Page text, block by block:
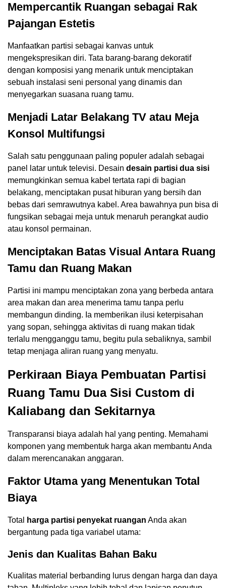
Mempercantik Ruangan sebagai Rak
Pajangan Estetis
Manfaatkan partisi sebagai kanvas untuk
mengekspresikan diri. Tata barang-barang dekoratif
dengan komposisi yang menarik untuk menciptakan
sebuah instalasi seni personal yang dinamis dan
menyegarkan suasana ruang tamu.
Menjadi Latar Belakang TV atau Meja
Konsol Multifungsi
Salah satu penggunaan paling populer adalah sebagai
panel latar untuk televisi. Desain desain partisi dua sisi
memungkinkan semua kabel tertata rapi di bagian
belakang, menciptakan pusat hiburan yang bersih dan
bebas dari semrawutnya kabel. Area bawahnya pun bisa di
fungsikan sebagai meja untuk menaruh perangkat audio
atau konsol permainan.
Menciptakan Batas Visual Antara Ruang
Tamu dan Ruang Makan
Partisi ini mampu menciptakan zona yang berbeda antara
area makan dan area menerima tamu tanpa perlu
membangun dinding. Ia memberikan ilusi keterpisahan
yang sopan, sehingga aktivitas di ruang makan tidak
terlalu mengganggu tamu, begitu pula sebaliknya, sambil
tetap menjaga aliran ruang yang menyatu.
Perkiraan Biaya Pembuatan Partisi
Ruang Tamu Dua Sisi Custom di
Kaliabang dan Sekitarnya
Transparansi biaya adalah hal yang penting. Memahami
komponen yang membentuk harga akan membantu Anda
dalam merencanakan anggaran.
Faktor Utama yang Menentukan Total
Biaya
Total harga partisi penyekat ruangan Anda akan
bergantung pada tiga variabel utama:
Jenis dan Kualitas Bahan Baku
Kualitas material berbanding lurus dengan harga dan daya